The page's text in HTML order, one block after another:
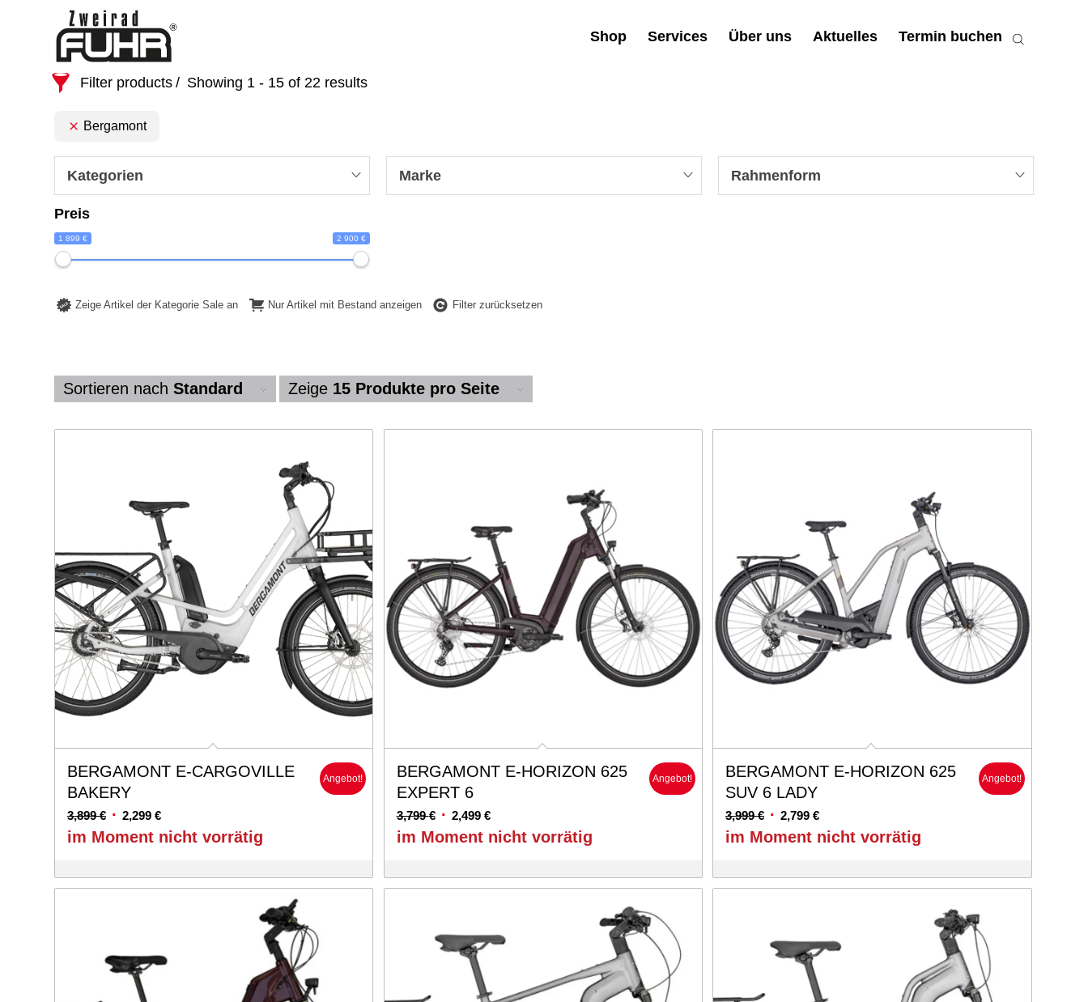
Shop Services Über uns Aktuelles Termin buchen
Filter products Showing 1 - 15 of 22 results
Bergamont
Kategorien Marke Rahmenform
Preis
1 899 € 2 900 €
Zeige Artikel der Kategorie Sale an Nur Artikel mit Bestand anzeigen Filter zurücksetzen
Sortieren nach Standard Zeige 15 Produkte pro Seite
BERGAMONT E-CARGOVILLE
BAKERY
3,899€ Ursprünglicher
Preis
2,299 €Aktueller
Preis
im Moment nicht vorrätig
Angebot!
BERGAMONT E-HORIZON 625
EXPERT 6
3,799€ Ursprünglicher
Preis
2,499 €Aktueller
Preis
im Moment nicht vorrätig
Angebot!
BERGAMONT E-HORIZON 625
SUV 6 LADY
3,999€ Ursprünglicher
Preis
2,799€Aktueller
Preis
im Moment nicht vorrätig
Angebot!